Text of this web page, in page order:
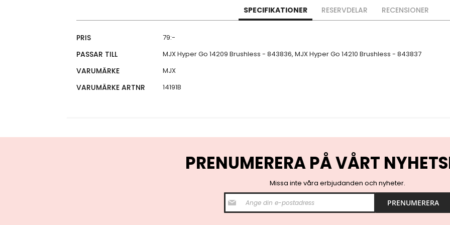
SPECIFIKATIONER
Specifikationer
PRIS 79:-
PASSAR TILL MJX Hyper Go 14209 Brushless - 843836, MJX Hyper Go 14210 Brushless - 843837
VARUMÄRKE MJX
VARUMÄRKE ARTNR 14191B
RESERVDELAR RECENSIONER
PRENUMERERA PÅ VÅRT
Missa inte våra erbjudanden och nyheter.
S
i
g
PRENUMERERA